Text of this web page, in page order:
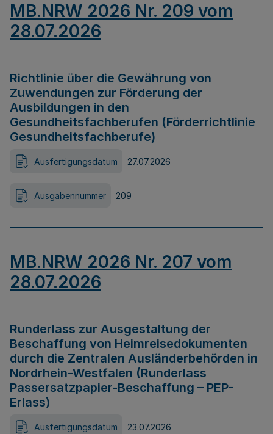
MB.NRW 2026 Nr. 209 vom
28.07.2026
Richtlinie über die Gewährung von
Zuwendungen zur Förderung der
Ausbildungen in den
Gesundheitsfachberufen (Förderrichtlinie
Gesundheitsfachberufe)
Ausfertigungsdatum 27.07.2026
Ausgabennummer 209
MB.NRW 2026 Nr. 207 vom
28.07.2026
Runderlass zur Ausgestaltung der
Beschaffung von Heimreisedokumenten
durch die Zentralen Ausländerbehörden in
Nordrhein-Westfalen (Runderlass
Passersatzpapier-Beschaffung – PEP-
Erlass)
Ausfertigungsdatum 23.07.2026